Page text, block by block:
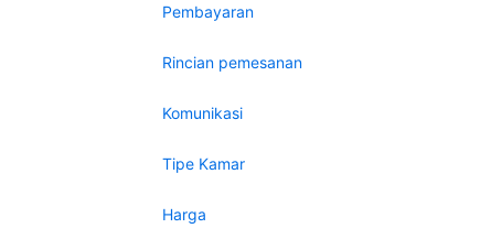
Pembayaran
Rincian pemesanan
Komunikasi
Tipe Kamar
Harga